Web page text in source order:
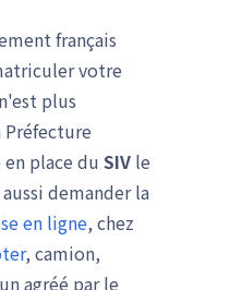
français
votre
plus
Préfecture
place du SIV le
demander la
en ligne, chez
, camion,
agréé par le